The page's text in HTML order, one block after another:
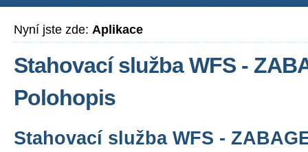
Nyní jste zde: Aplikace
Stahovací služba WFS -
Polohopis
Stahovací služba WFS -